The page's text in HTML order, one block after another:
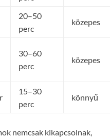
20–50
perc
közepes
30–60
perc
közepes
15–30
perc
könnyű
nemcsak kikapcsolnak,